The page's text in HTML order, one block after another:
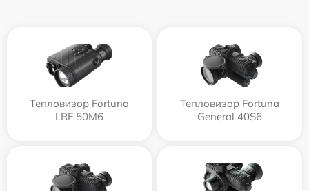
Тепловизор Fortuna
LRF 50M6
Тепловизор Fortuna
General 40S6